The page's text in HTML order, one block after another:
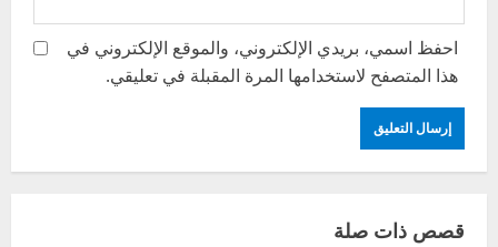
احفظ اسمي، بريدي الإلكتروني، والموقع الإلكتروني في
هذا المتصفح لاستخدامها المرة المقبلة في تعليقي.
قصص ذات صلة